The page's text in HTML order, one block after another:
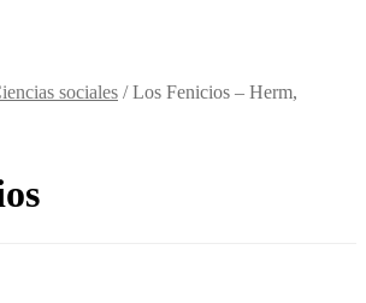
sociales /Los Fenicios – Herm,